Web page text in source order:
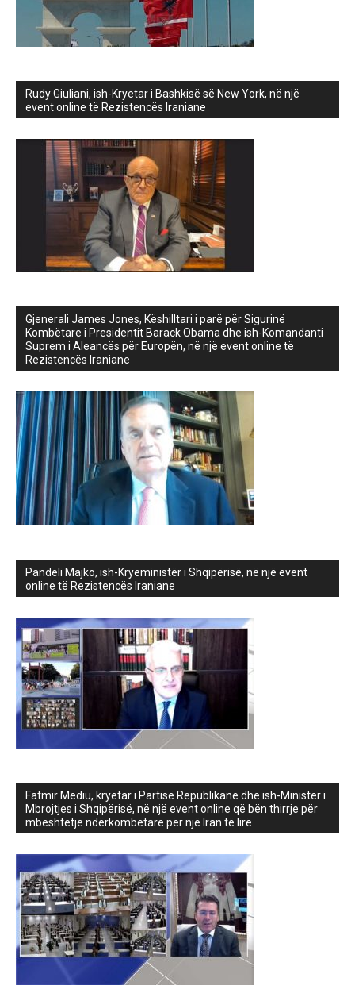
Rudy Giuliani, ish-Kryetar i Bashkisë së New York, në një
event online të Rezistencës Iraniane
Gjenerali James Jones, Këshilltari i parë për Sigurinë
Kombëtare i Presidentit Barack Obama dhe ish-Komandanti
Suprem i Aleancës për Europën, në një event online të
Rezistencës Iraniane
Pandeli Majko, ish-Kryeministër i Shqipërisë, në një event
online të Rezistencës Iraniane
Fatmir Mediu, kryetar i Partisë Republikane dhe ish-Ministër i
Mbrojtjes i Shqipërisë, në një event online që bën thirrje për
mbështetje ndërkombëtare për një Iran të lirë